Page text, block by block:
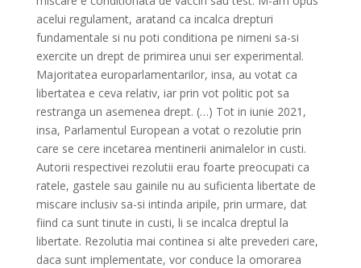
acelui regulament, aratand ca incalca drepturi
fundamentale si nu poti conditiona pe nimeni sa-si
exercite un drept de primirea unui ser experimental.
Majoritatea europarlamentarilor, insa, au votat ca
libertatea e ceva relativ, iar prin vot politic pot sa
restranga un asemenea drept. (…) Tot in iunie 2021,
insa, Parlamentul European a votat o rezolutie prin
care se cere incetarea mentinerii animalelor in custi.
Autorii respectivei rezolutii erau foarte preocupati ca
ratele, gastele sau gainile nu au suficienta libertate de
miscare inclusiv sa-si intinda aripile, prin urmare, dat
fiind ca sunt tinute in custi, li se incalca dreptul la
libertate. Rezolutia mai continea si alte prevederi care,
daca sunt implementate, vor conduce la omorarea